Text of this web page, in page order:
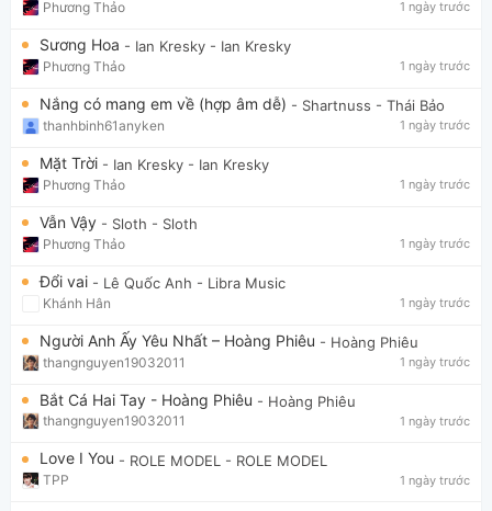
Phương Thảo 1 ngày trước
Sương Hoa - Ian Kresky - Ian Kresky
Phương Thảo 1 ngày trước
Nắng có mang em về (hợp âm dễ) - Shartnuss - Thái Bảo
thanhbinh61anyken 1 ngày trước
Mặt Trời - Ian Kresky - Ian Kresky
Phương Thảo 1 ngày trước
Vẫn Vậy - Sloth - Sloth
Phương Thảo 1 ngày trước
Đổi vai - Lê Quốc Anh - Libra Music
Khánh Hân 1 ngày trước
Người Anh Ấy Yêu Nhất – Hoàng Phiêu - Hoàng Phiêu
thangnguyen19032011 1 ngày trước
Bắt Cá Hai Tay - Hoàng Phiêu - Hoàng Phiêu
thangnguyen19032011 1 ngày trước
Love I You - ROLE MODEL - ROLE MODEL
TPP 1 ngày trước